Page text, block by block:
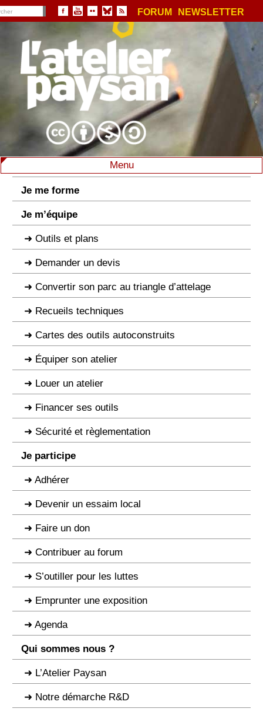
FORUM NEWSLETTER
Menu
Je me forme
Je m’équipe
Outils et plans
Demander un devis
Convertir son parc au triangle d’attelage
Recueils techniques
Cartes des outils autoconstruits
Équiper son atelier
Louer un atelier
Financer ses outils
Sécurité et règlementation
Je participe
Adhérer
Devenir un essaim local
Faire un don
Contribuer au forum
S’outiller pour les luttes
Emprunter une exposition
Agenda
Qui sommes nous ?
L’Atelier Paysan
Notre démarche R&D